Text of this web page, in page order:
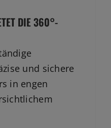
DIE 360°-
und sichere
in engen